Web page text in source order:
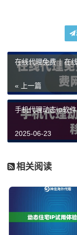
以常用浏览器为
【打开代理设置】
理服务器】第三
+端口号组合，比
这里有个容易栽
式 ！很多新手栽
口。
切换端口避免被封
箱 特别是他们的
这点对需要长期
在线代理免费 | 在
« 上一篇
手机代理动态ip软
2025-06-23
相关阅读